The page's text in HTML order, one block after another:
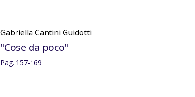
Gabriella Cantini Guidotti
"Cose da poco"
Pag. 157-169